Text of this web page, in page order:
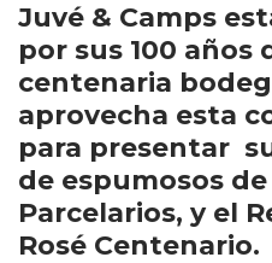
Juvé & Camps
por sus 100 años
centenaria
aprovecha esta
para presentar
de espumosos
Parcelarios, y el
Rosé Centenario.